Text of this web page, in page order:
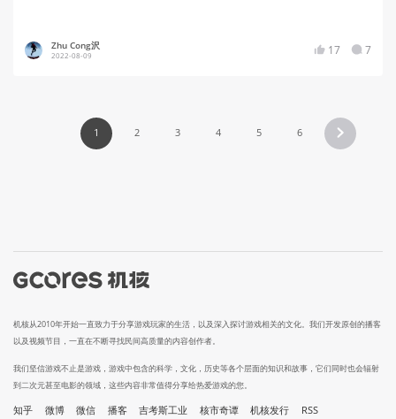
Zhu Cong沢
2022-08-09 17 7
1 2 3 4 5 6
机核从2010年开始一直致力于分享游戏玩家的生活，以及深入探讨游戏相关的文化。我们开发原创的播客
以及视频节目，一直在不断寻找民间高质量的内容创作者。
我们坚信游戏不止是游戏，游戏中包含的科学，文化，历史等各个层面的知识和故事，它们同时也会辐射
到二次元甚至电影的领域，这些内容非常值得分享给热爱游戏的您。
知乎 微博 微信 播客 吉考斯工业 核市奇谭 机核发行 RSS